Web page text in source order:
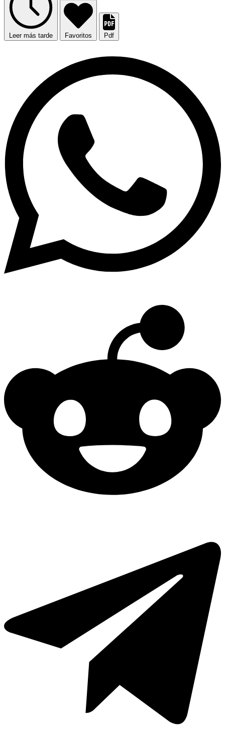
Leer más tarde Favoritos Pdf